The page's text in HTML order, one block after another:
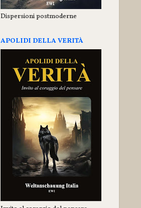
Dispersioni postmoderne
APOLIDI DELLA VERITÀ